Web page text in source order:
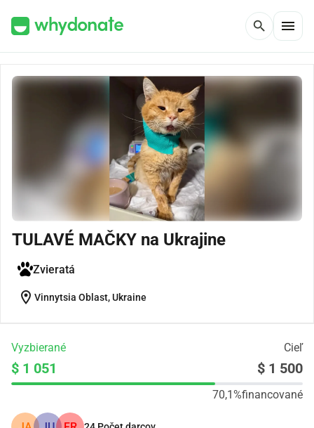
search menu
TULAVÉ MAČKY na Ukrajine
Zvieratá
location_on Vinnytsia Oblast, Ukraine
Vyzbierané Cieľ
$ 1 051 $ 1 500
70,1%financované